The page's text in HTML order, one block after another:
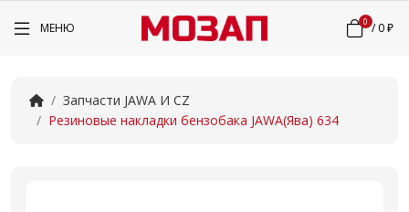
МЕНЮ 0 /0 ₽
Запчасти JAWA И CZ
Резиновые накладки бензобака JAWA(Ява) 634